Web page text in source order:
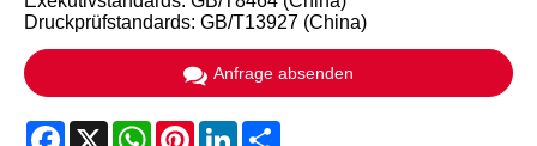
Druckprüfstandards: GB/T13927 (China)
Anfrage absenden
Facebook
X WhatsApp
PinterestLinkedIn